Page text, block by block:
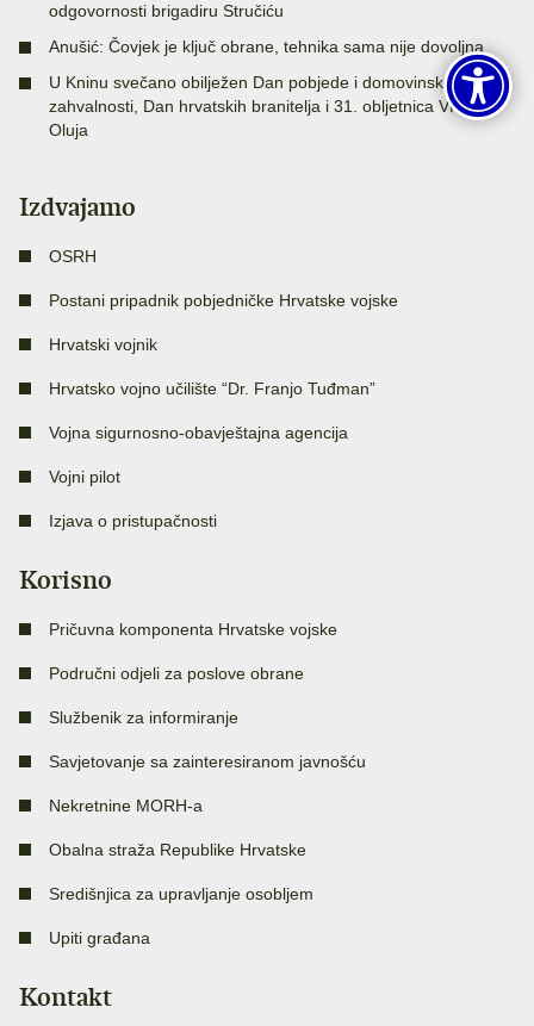
odgovornosti brigadiru Stručiću
Anušić: Čovjek je ključ obrane, tehnika sama nije dovoljna
U Kninu svečano obilježen Dan pobjede i domovinske
zahvalnosti, Dan hrvatskih branitelja i 31. obljetnica VRO
Oluja
Izdvajamo
OSRH
Postani pripadnik pobjedničke Hrvatske vojske
Hrvatski vojnik
Hrvatsko vojno učilište “Dr. Franjo Tuđman”
Vojna sigurnosno-obavještajna agencija
Vojni pilot
Izjava o pristupačnosti
Korisno
Pričuvna komponenta Hrvatske vojske
Područni odjeli za poslove obrane
Službenik za informiranje
Savjetovanje sa zainteresiranom javnošću
Nekretnine MORH-a
Obalna straža Republike Hrvatske
Središnjica za upravljanje osobljem
Upiti građana
Kontakt